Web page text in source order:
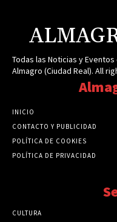
Todas las Noticias y
Almagro (Ciudad Real). All
INICIO
CONTACTO Y PUBLICIDAD
POLÍTICA DE COOKIES
POLÍTICA DE PRIVACIDAD
CULTURA